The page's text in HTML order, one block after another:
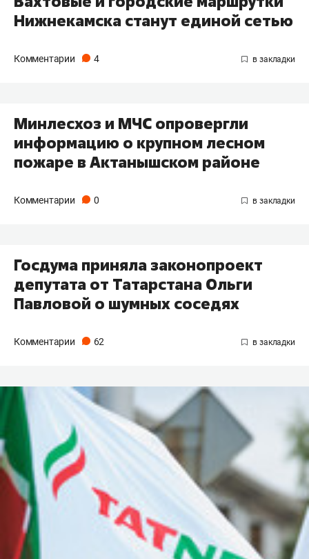
Нижнекамска станут единой сетью
Комментарии 4
Минлесхоз и МЧС опровергли
информацию о крупном лесном
пожаре в Актанышском районе
Комментарии 0
Госдума приняла законопроект
депутата от Татарстана Ольги
Павловой о шумных соседях
Комментарии 62